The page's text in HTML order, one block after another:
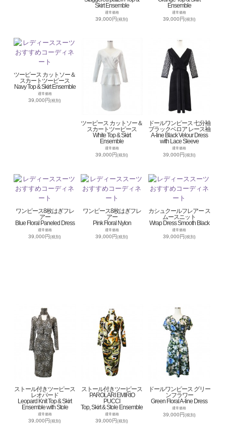
Skirt Ensemble
通常価格
39,000円(税別)
Ensemble
通常価格
39,000円(税別)
ツーピース カットソー＆
スカートツーピース
Navy Top & Skirt Ensemble
通常価格
39,000円(税別)
ツーピース カットソー＆
スカートツーピース
White Top & Skirt
Ensemble
通常価格
39,000円(税別)
ドールワンピース 七分袖
ブラックベロア レース袖
A-line Black Velour Dress
with Lace Sleeve
通常価格
39,000円(税別)
ワンピース8枚はぎフレ
アー
Blue Floral Paneled Dress
通常価格
39,000円(税別)
ワンピース8枚はぎフレ
アー
Pink Floral Nylon
通常価格
39,000円(税別)
カシュクールフレアー ス
ムースニット
Wrap Dress Smooth Black
通常価格
39,000円(税別)
ストール付きツーピース
レオパード
Leopard Knit Top & Skirt
Ensemble with Stole
通常価格
39,000円(税別)
ストール付きツーピース
PAROLARI EMIRIO
PUCCI
Top, Skirt & Stole Ensemble
通常価格
39,000円(税別)
ドールワンピース グリー
ンフラワー
Green Floral A-line Dress
通常価格
39,000円(税別)